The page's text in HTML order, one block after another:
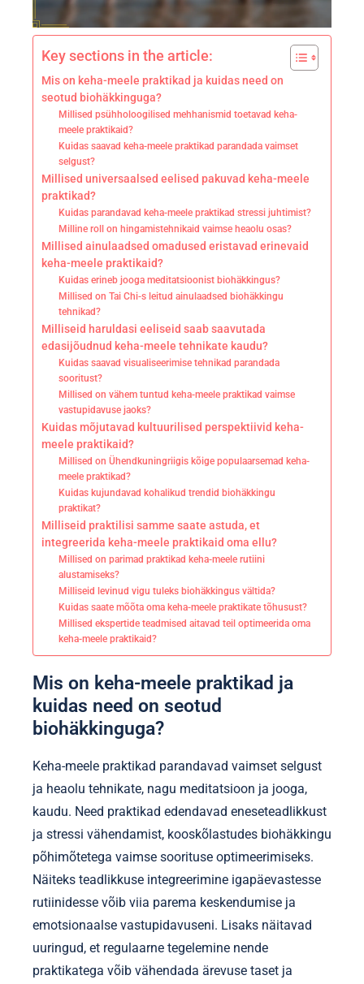
Key sections in the article:
Mis on keha-meele praktikad ja kuidas need on
seotud biohäkkinguga?
Millised psühholoogilised mehhanismid toetavad keha-
meele praktikaid?
Kuidas saavad keha-meele praktikad parandada vaimset
selgust?
Millised universaalsed eelised pakuvad keha-meele
praktikad?
Kuidas parandavad keha-meele praktikad stressi juhtimist?
Milline roll on hingamistehnikaid vaimse heaolu osas?
Millised ainulaadsed omadused eristavad erinevaid
keha-meele praktikaid?
Kuidas erineb jooga meditatsioonist biohäkkingus?
Millised on Tai Chi-s leitud ainulaadsed biohäkkingu
tehnikad?
Milliseid haruldasi eeliseid saab saavutada
edasijõudnud keha-meele tehnikate kaudu?
Kuidas saavad visualiseerimise tehnikad parandada
sooritust?
Millised on vähem tuntud keha-meele praktikad vaimse
vastupidavuse jaoks?
Kuidas mõjutavad kultuurilised perspektiivid keha-
meele praktikaid?
Millised on Ühendkuningriigis kõige populaarsemad keha-
meele praktikad?
Kuidas kujundavad kohalikud trendid biohäkkingu
praktikat?
Milliseid praktilisi samme saate astuda, et
integreerida keha-meele praktikaid oma ellu?
Millised on parimad praktikad keha-meele rutiini
alustamiseks?
Milliseid levinud vigu tuleks biohäkkingus vältida?
Kuidas saate mõõta oma keha-meele praktikate tõhusust?
Millised ekspertide teadmised aitavad teil optimeerida oma
keha-meele praktikaid?
Mis on keha-meele praktikad ja
kuidas need on seotud
biohäkkinguga?
Keha-meele praktikad parandavad vaimset selgust
ja heaolu tehnikate, nagu meditatsioon ja jooga,
kaudu. Need praktikad edendavad eneseteadlikkust
ja stressi vähendamist, kooskõlastudes biohäkkingu
põhimõtetega vaimse soorituse optimeerimiseks.
Näiteks teadlikkuse integreerimine igapäevastesse
rutiinidesse võib viia parema keskendumise ja
emotsionaalse vastupidavuseni. Lisaks näitavad
uuringud, et regulaarne tegelemine nende
praktikatega võib vähendada ärevuse taset ja